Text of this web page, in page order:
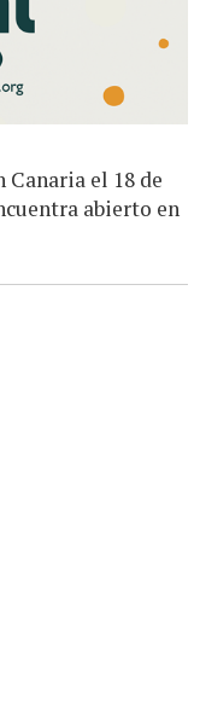
Canaria el 18 de
abierto en